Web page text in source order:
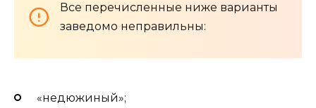
Все перечисленные ниже варианты
заведомо неправильны:
«недюжиный»;